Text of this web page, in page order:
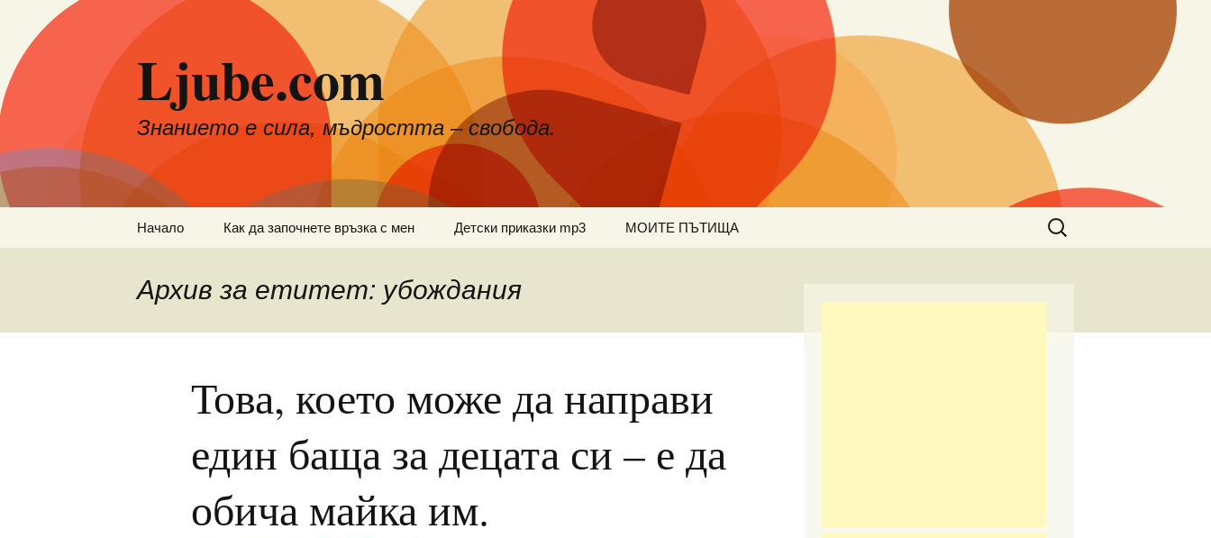
съдържанието
Ljube.com
Знанието е сила, мъдростта – свобода.
Начало Как да започнете връзка с мен Детски приказки mp3 МОИТЕ ПЪТИЩА
Търсене
за:
Архив за етитет: убождания
Това, което може да направи
един баща за децата си – е да
обича майка им.